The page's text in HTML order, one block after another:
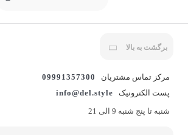
برگشت به بالا
مرکز تماس مشتریان
09991357300
پست الکترونیک
info@del.style
شنبه تا پنج شنبه 9 الی 21